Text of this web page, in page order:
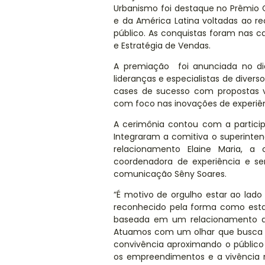
Urbanismo foi destaque no Prêmio
e da América Latina voltadas ao
público. As conquistas foram nas
e Estratégia de Vendas.
A premiação
foi anunciada no
lideranças e especialistas de
cases de sucesso com
com foco nas inovações de
A cerimônia contou com a
Integraram a comitiva o
relacionamento Elaine Maria, a
coordenadora de experiência e
comunicação Sêny Soares.
“É motivo de orgulho estar ao
reconhecido pela forma como
baseada em um relacionamento
Atuamos com um olhar que
convivência aproximando o
os empreendimentos e a